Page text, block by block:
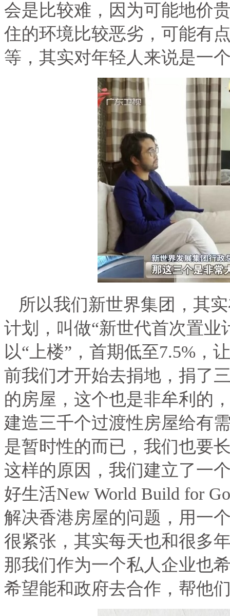
会是比较难，因为可能地价
住的环境比较恶劣，可能有
等，其实对年轻人来说是一
所以我们新世界集团，其
计划，叫做“新世代首次置
以“上楼”，首期低至7.5% ，
前我们才开始去捐地，捐了
的房屋，这个也是非牟利的
建造三千个过渡性房屋给有
是暂时性的而已，我们也要
这样的原因，我们建立了一
好生活New World Build for
解决香港房屋的问题，用一
很紧张，其实每天也和很多
那我们作为一个私人企业也
希望能和政府去合作，帮他